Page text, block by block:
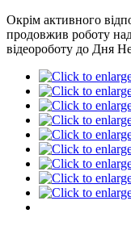
Окрім активного
продовжив роботу
відеороботу до Дня